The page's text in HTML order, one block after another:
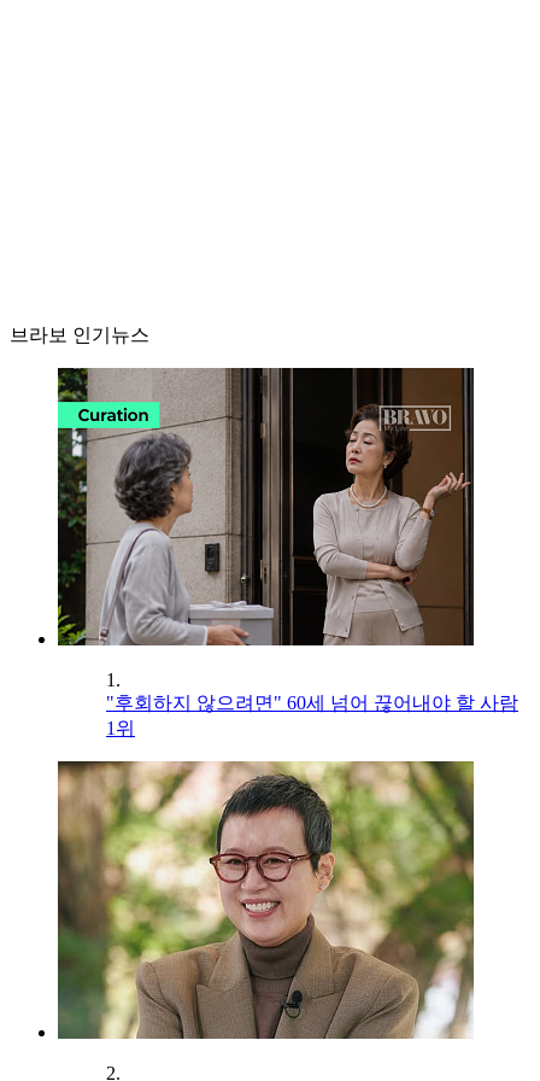
브라보 인기뉴스
1.
"후회하지 않으려면" 60세 넘어 끊어내야 할 사람
1위
2.